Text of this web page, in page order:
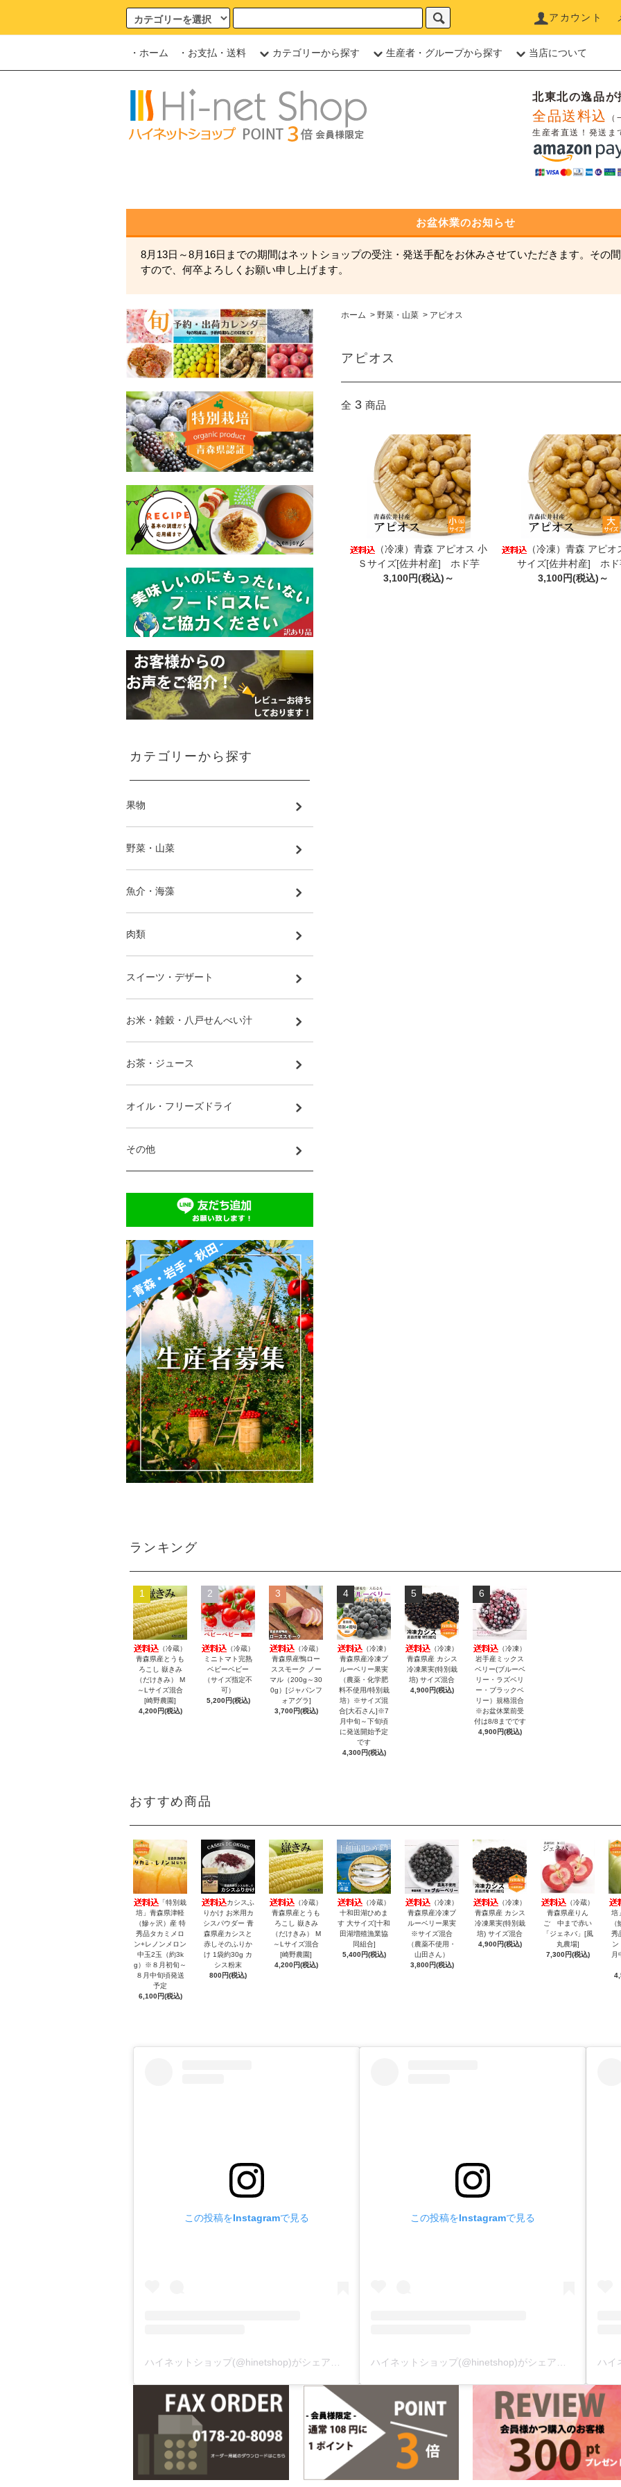
アカウント
・ホーム ・お支払・送料 カテゴリーから探す 生産者・グループから探す 当店について
北東北の逸品が
全品送料込
生産者直送！発送
お盆休業のお知らせ
8月13日～8月16日までの期間はネットショップの受注・発送手配をお休みさせていただきます。その
すので、何卒よろしくお願い申し上げます。
ホーム > 野菜・山菜 > アピオス
アピオス
全 3 商品
（冷凍）青森 アピオス 小
Ｓサイズ[佐井村産] ホド芋
3,100円(税込)～
（冷凍）青森 アピオ
サイズ[佐井村産] ホド
3,100円(税込)～
カテゴリーから探す
果物
野菜・山菜
魚介・海藻
肉類
スイーツ・デザート
お米・雑穀・八戸せんべい汁
お茶・ジュース
オイル・フリーズドライ
その他
ランキング
1
（冷蔵）
青森県産とうも
ろこし 嶽きみ
（だけきみ） M
～Lサイズ混合
[崎野農園]
4,200円(税込)
2
（冷蔵）
ミニトマト完熟
ベビーベビー
（サイズ指定不
可）
5,200円(税込)
3
（冷蔵）
青森県産鴨ロー
ススモーク ノー
マル（200g～30
0g）[ジャパンフ
ォアグラ]
3,700円(税込)
4
（冷凍）
青森県産冷凍ブ
ルーベリー果実
（農薬・化学肥
料不使用/特別栽
培）※サイズ混
合[大石さん]※7
月中旬～下旬頃
に発送開始予定
です
4,300円(税込)
5
（冷凍）
青森県産 カシス
冷凍果実(特別栽
培) サイズ混合
4,900円(税込)
6
（冷凍）
岩手産ミックス
ベリー(ブルーベ
リー・ラズベリ
ー・ブラックベ
リー）規格混合
※お盆休業前受
付は8/8までです
4,900円(税込)
おすすめ商品
「特別栽
培」青森県津軽
（鰺ヶ沢）産 特
秀品タカミメロ
ン+レノンメロン
中玉2玉（約3k
g）※８月初旬～
８月中旬頃発送
予定
6,100円(税込)
カシスふ
りかけ お米用カ
シスパウダー 青
森県産カシスと
赤しそのふりか
け 1袋約30g カ
シス粉末
800円(税込)
（冷蔵）
青森県産とうも
ろこし 嶽きみ
（だけきみ） M
～Lサイズ混合
[崎野農園]
4,200円(税込)
（冷蔵）
十和田湖ひめま
す 大サイズ[十和
田湖増殖漁業協
同組合]
5,400円(税込)
（冷凍）
青森県産冷凍ブ
ルーベリー果実
※サイズ混合
（農薬不使用・
山田さん）
3,800円(税込)
（冷凍）
青森県産 カシス
冷凍果実(特別栽
培) サイズ混合
4,900円(税込)
（冷蔵）
青森県産りん
ご 中まで赤い
「ジェネバ」[風
丸農場]
7,300円(税込)
培
秀
ン
月
この投稿をInstagramで見る
ハイネットショップ(@hinetshop)がシェアした投稿
この投稿をInstagramで見る
ハイネットショップ(@hinetshop)がシェアした投稿